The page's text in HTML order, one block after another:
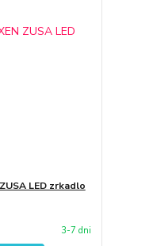
LED zrkadlo
3-7 dni